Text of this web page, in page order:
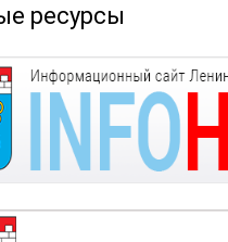
ресурсы